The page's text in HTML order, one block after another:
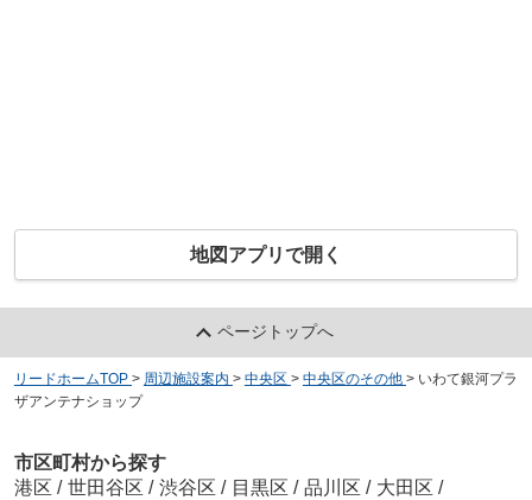
地図アプリで開く
ページトップへ
リードホームTOP > 周辺施設案内 > 中央区 > 中央区のその他 > いわて銀河プラ
ザアンテナショップ
市区町村から探す
港区 / 世田谷区 / 渋谷区 / 目黒区 / 品川区 / 大田区 /